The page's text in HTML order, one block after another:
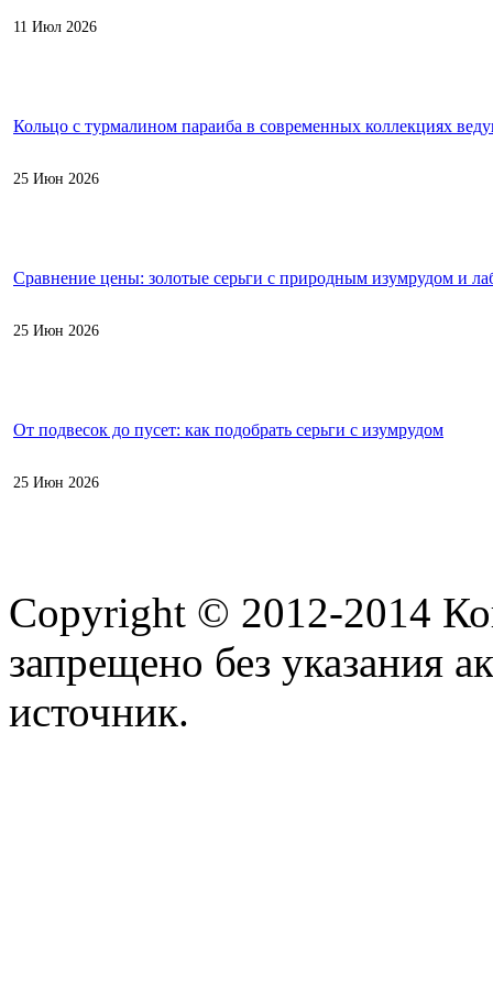
11 Июл 2026
Кольцо с турмалином параиба в современных коллекциях
25 Июн 2026
Сравнение цены: золотые серьги с природным изумрудом и
25 Июн 2026
От подвесок до пусет: как подобрать серьги с изумрудом
25 Июн 2026
Copyright © 2012-2014
запрещено без указания
источник.